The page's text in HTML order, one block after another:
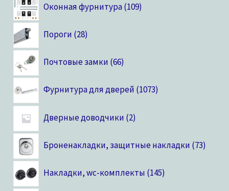
Оконная фурнитура 109
Пороги 28
Почтовые замки 66
Фурнитура для дверей 1073
Дверные доводчики 2
Броненакладки, защитные накладки 73
Накладки, wc-комплекты 145